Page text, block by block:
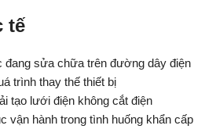
tế
đang sửa chữa trên đường dây điện
trình thay thế thiết bị
tạo lưới điện không cắt điện
vận hành trong tình huống khẩn cấp